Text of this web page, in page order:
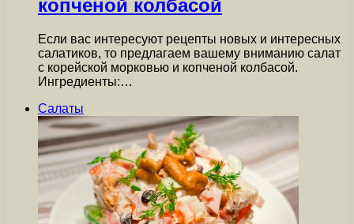
копченой колбасой
Если вас интересуют рецепты новых и интересных
салатиков, то предлагаем вашему вниманию салат
с корейской морковью и копченой колбасой.
Ингредиенты:…
Салаты